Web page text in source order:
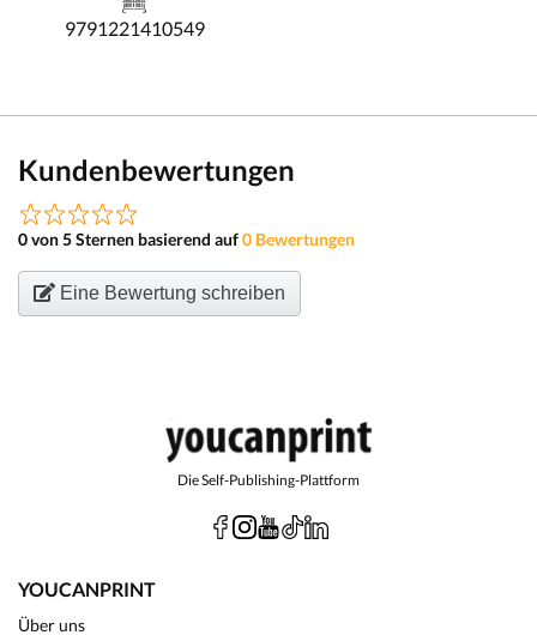
9791221410549
Kundenbewertungen
0 von 5 Sternen basierend auf0 Bewertungen
Eine Bewertung schreiben
Die Self-Publishing-Plattform
YOUCANPRINT
Über uns